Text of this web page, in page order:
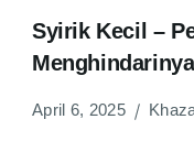
Syirik Kecil –
Menghindarinya
April 6, 2025